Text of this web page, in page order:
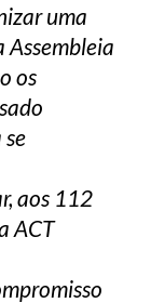
uma
Assembleia
os
aos 112
ACT